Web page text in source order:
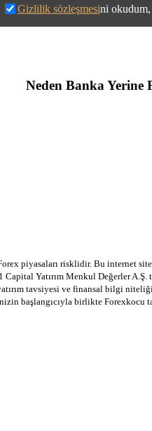
Gizlilik sözleşmesini
Neden Banka Yerine
piyasaları risklidir. Bu
Yatırım Menkul Değerler
tavsiyesi ve finansal bilgi
başlangıcıyla birlikte